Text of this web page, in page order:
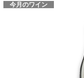
今月のワイン